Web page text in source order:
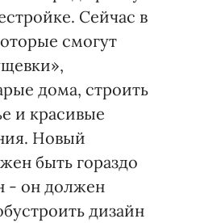
Сейчас в
смогут
дома, строить
и красивые
Новый
быть гораздо
- он должен
дизайн